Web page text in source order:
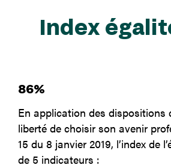
Index
86%
En application des dispositions
liberté de choisir son avenir
15 du 8 janvier 2019, l’index de
de 5 indicateurs :